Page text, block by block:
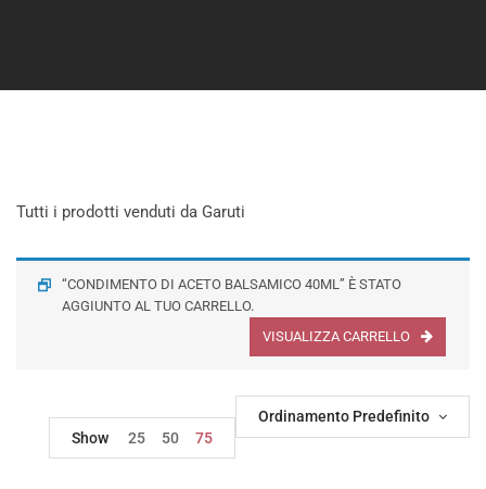
Tutti i prodotti venduti da Garuti
“CONDIMENTO DI ACETO BALSAMICO 40ML” È STATO
AGGIUNTO AL TUO CARRELLO.
VISUALIZZA CARRELLO
Ordinamento Predefinito
Show
25 50 75